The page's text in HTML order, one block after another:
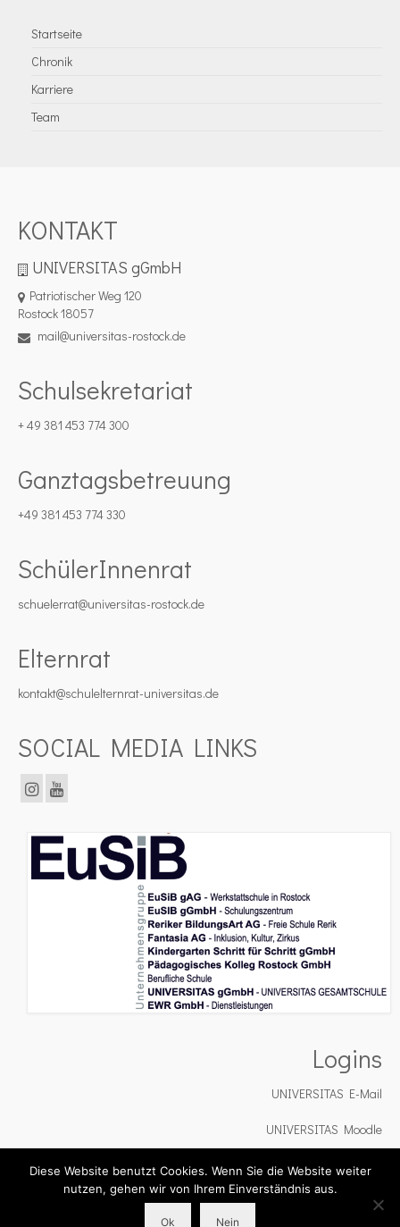
Startseite
Chronik
Karriere
Team
KONTAKT
UNIVERSITAS gGmbH
Patriotischer Weg 120
Rostock 18057
mail@universitas-rostock.de
Schulsekretariat
+ 49 381 453 774 300
Ganztagsbetreuung
+49 381 453 774 330
SchülerInnenrat
schuelerrat@universitas-rostock.de
Elternrat
kontakt@schulelternrat-universitas.de
SOCIAL MEDIA LINKS
Logins
UNIVERSITAS E-Mail
UNIVERSITAS Moodle
UNIVERSITAS Cloud
Diese Website benutzt Cookies. Wenn Sie die Website weiter
nutzen, gehen wir von Ihrem Einverständnis aus.
Ok Nein